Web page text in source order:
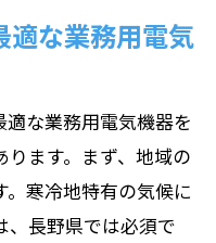
適な業務用電気
な業務用電気機器を
ます。まず、地域の
寒冷地特有の気候に
、長野県では必須で